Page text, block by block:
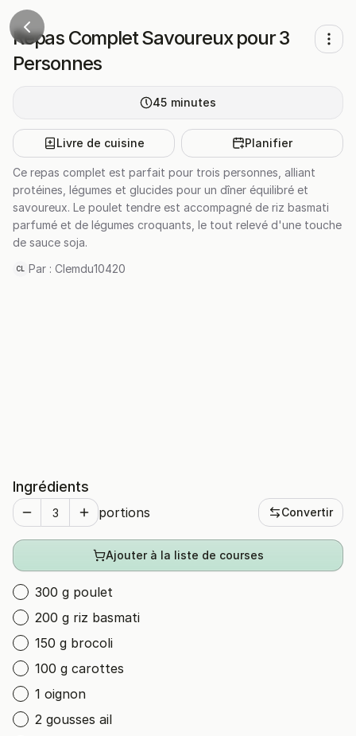
Repas Complet Savoureux pour 3
Personnes
45 minutes
Livre de cuisine Planifier
Ce repas complet est parfait pour trois personnes, alliant
protéines, légumes et glucides pour un dîner équilibré et
savoureux. Le poulet tendre est accompagné de riz basmati
parfumé et de légumes croquants, le tout relevé d'une touche
de sauce soja.
CL Par : Clemdu10420
Ingrédients
portions Convertir
Ajouter à la liste de courses
300 g poulet
200 g riz basmati
150 g brocoli
100 g carottes
1 oignon
2 gousses ail